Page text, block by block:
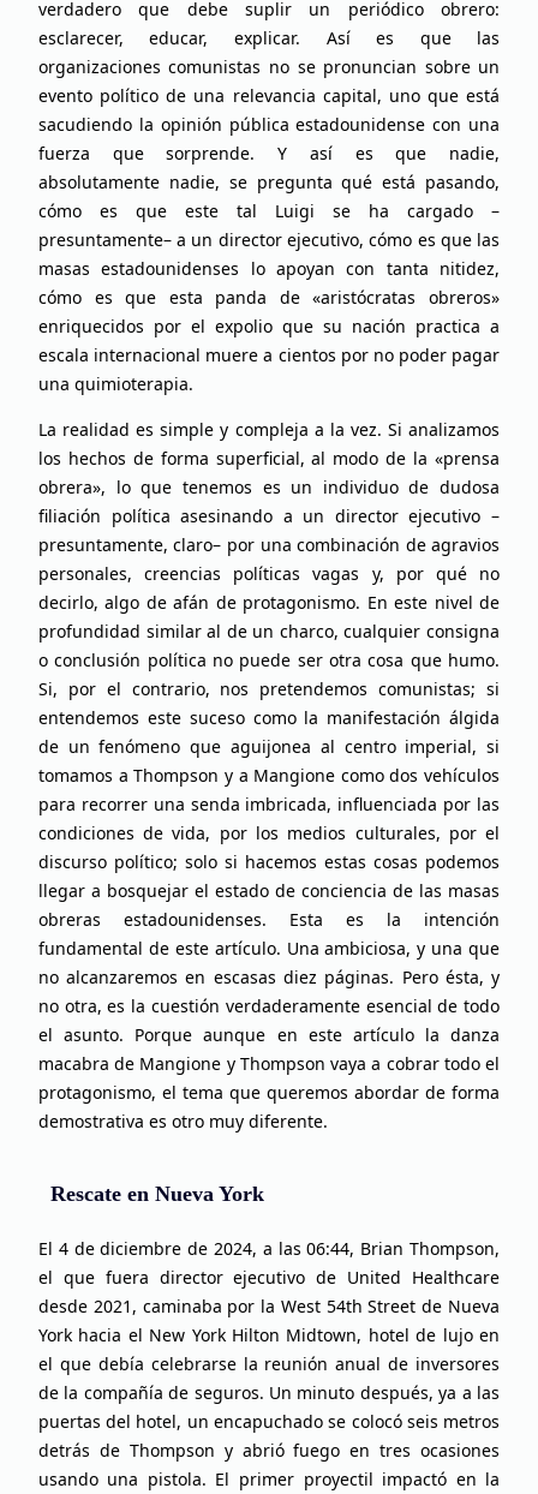
verdadero que debe suplir un periódico obrero:
esclarecer, educar, explicar. Así es que las
organizaciones comunistas no se pronuncian sobre un
evento político de una relevancia capital, uno que está
sacudiendo la opinión pública estadounidense con una
fuerza que sorprende. Y así es que nadie,
absolutamente nadie, se pregunta qué está pasando,
cómo es que este tal Luigi se ha cargado –
presuntamente– a un director ejecutivo, cómo es que las
masas estadounidenses lo apoyan con tanta nitidez,
cómo es que esta panda de «aristócratas obreros»
enriquecidos por el expolio que su nación practica a
escala internacional muere a cientos por no poder pagar
una quimioterapia.
La realidad es simple y compleja a la vez. Si analizamos
los hechos de forma superficial, al modo de la «prensa
obrera», lo que tenemos es un individuo de dudosa
filiación política asesinando a un director ejecutivo –
presuntamente, claro– por una combinación de agravios
personales, creencias políticas vagas y, por qué no
decirlo, algo de afán de protagonismo. En este nivel de
profundidad similar al de un charco, cualquier consigna
o conclusión política no puede ser otra cosa que humo.
Si, por el contrario, nos pretendemos comunistas; si
entendemos este suceso como la manifestación álgida
de un fenómeno que aguijonea al centro imperial, si
tomamos a Thompson y a Mangione como dos vehículos
para recorrer una senda imbricada, influenciada por las
condiciones de vida, por los medios culturales, por el
discurso político; solo si hacemos estas cosas podemos
llegar a bosquejar el estado de conciencia de las masas
obreras estadounidenses. Esta es la intención
fundamental de este artículo. Una ambiciosa, y una que
no alcanzaremos en escasas diez páginas. Pero ésta, y
no otra, es la cuestión verdaderamente esencial de todo
el asunto. Porque aunque en este artículo la danza
macabra de Mangione y Thompson vaya a cobrar todo el
protagonismo, el tema que queremos abordar de forma
demostrativa es otro muy diferente.
Rescate en Nueva York
El 4 de diciembre de 2024, a las 06:44, Brian Thompson,
el que fuera director ejecutivo de United Healthcare
desde 2021, caminaba por la West 54th Street de Nueva
York hacia el New York Hilton Midtown, hotel de lujo en
el que debía celebrarse la reunión anual de inversores
de la compañía de seguros. Un minuto después, ya a las
puertas del hotel, un encapuchado se colocó seis metros
detrás de Thompson y abrió fuego en tres ocasiones
usando una pistola. El primer proyectil impactó en la